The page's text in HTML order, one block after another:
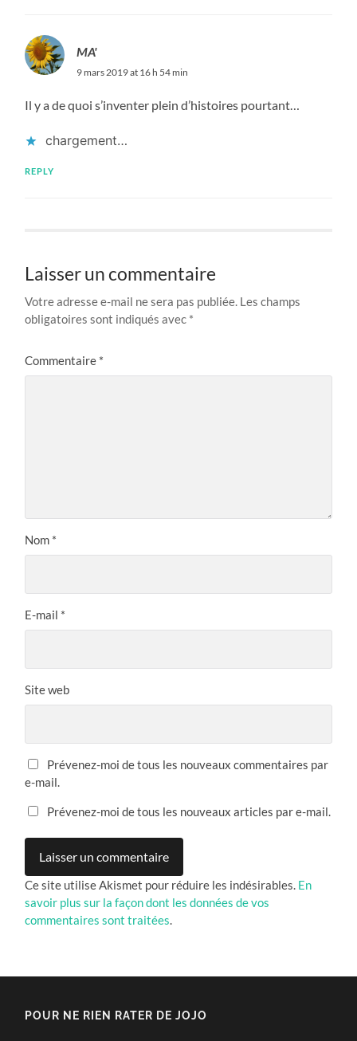
MA'
9 mars 2019 at 16 h 54 min
Il y a de quoi s’inventer plein d’histoires pourtant…
chargement…
REPLY
Laisser un commentaire
Votre adresse e-mail ne sera pas publiée. Les champs
obligatoires sont indiqués avec *
Commentaire *
Nom *
E-mail *
Site web
Prévenez-moi de tous les nouveaux commentaires par
e-mail.
Prévenez-moi de tous les nouveaux articles par e-mail.
Ce site utilise Akismet pour réduire les indésirables. En
savoir plus sur la façon dont les données de vos
commentaires sont traitées.
POUR NE RIEN RATER DE JOJO